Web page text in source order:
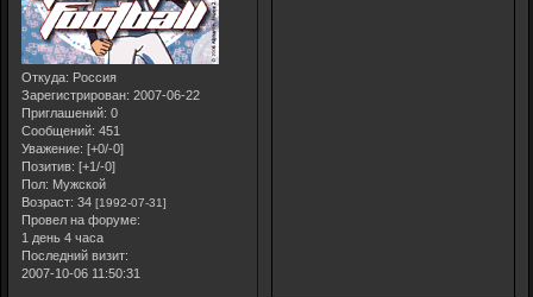
Откуда: Россия
Зарегистрирован: 2007-06-22
Приглашений: 0
Сообщений: 451
Уважение: [+0/-0]
Позитив: [+1/-0]
Пол: Мужской
Возраст: 34 [1992-07-31]
Провел на форуме:
1 день 4 часа
Последний визит:
2007-10-06 11:50:31